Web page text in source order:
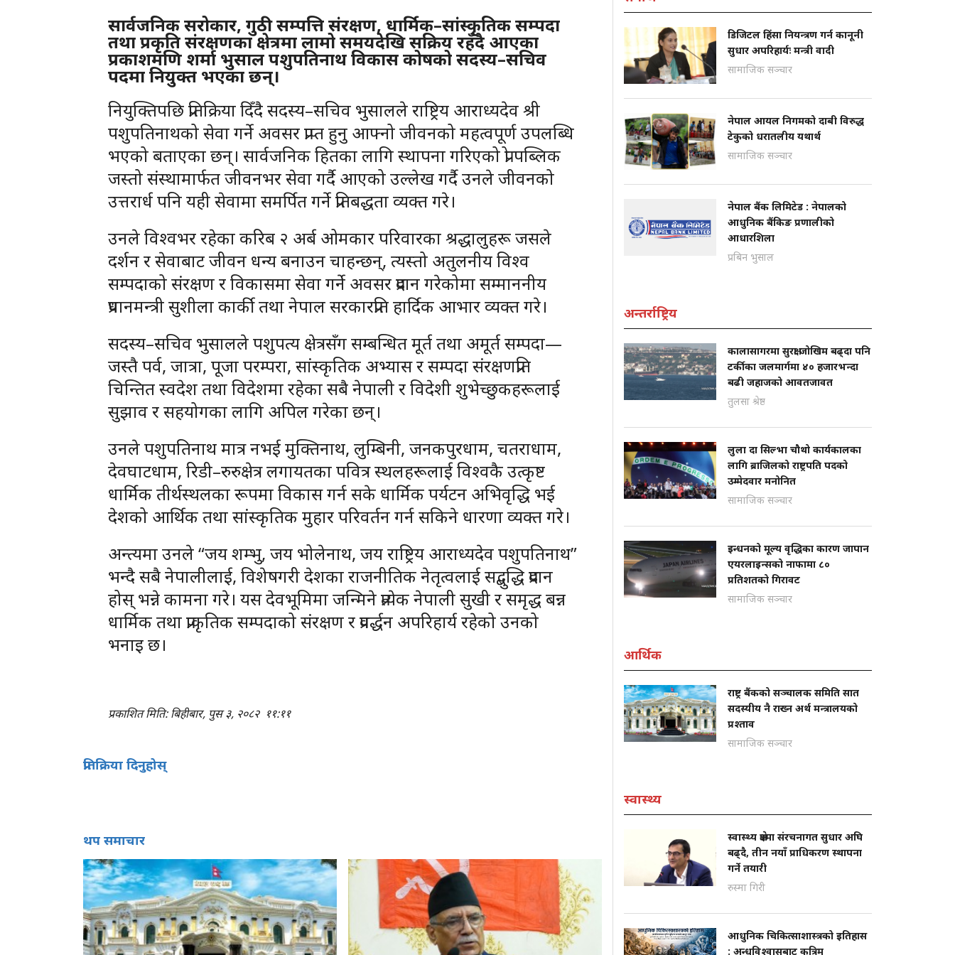
सार्वजनिक सरोकार, गुठी सम्पत्ति संरक्षण, धार्मिक–सांस्कृतिक सम्पदा
तथा प्रकृति संरक्षणका क्षेत्रमा लामो समयदेखि सक्रिय रहँदै आएका
प्रकाशमणि शर्मा भुसाल पशुपतिनाथ विकास कोषको सदस्य–सचिव
पदमा नियुक्त भएका छन्।
नियुक्तिपछि प्रतिक्रिया दिँदै सदस्य–सचिव भुसालले राष्ट्रिय आराध्यदेव श्री
पशुपतिनाथको सेवा गर्ने अवसर प्राप्त हुनु आफ्नो जीवनको महत्वपूर्ण उपलब्धि
भएको बताएका छन्। सार्वजनिक हितका लागि स्थापना गरिएको प्रो पब्लिक
जस्तो संस्थामार्फत जीवनभर सेवा गर्दै आएको उल्लेख गर्दै उनले जीवनको
उत्तरार्ध पनि यही सेवामा समर्पित गर्ने प्रतिबद्धता व्यक्त गरे।
उनले विश्वभर रहेका करिब २ अर्ब ओमकार परिवारका श्रद्धालुहरू जसले
दर्शन र सेवाबाट जीवन धन्य बनाउन चाहन्छन्, त्यस्तो अतुलनीय विश्व
सम्पदाको संरक्षण र विकासमा सेवा गर्ने अवसर प्रदान गरेकोमा सम्माननीय
प्रधानमन्त्री सुशीला कार्की तथा नेपाल सरकारप्रति हार्दिक आभार व्यक्त गरे।
सदस्य–सचिव भुसालले पशुपत्य क्षेत्रसँग सम्बन्धित मूर्त तथा अमूर्त सम्पदा—
जस्तै पर्व, जात्रा, पूजा परम्परा, सांस्कृतिक अभ्यास र सम्पदा संरक्षणप्रति
चिन्तित स्वदेश तथा विदेशमा रहेका सबै नेपाली र विदेशी शुभेच्छुकहरूलाई
सुझाव र सहयोगका लागि अपिल गरेका छन्।
उनले पशुपतिनाथ मात्र नभई मुक्तिनाथ, लुम्बिनी, जनकपुरधाम, चतराधाम,
देवघाटधाम, रिडी–रुरुक्षेत्र लगायतका पवित्र स्थलहरूलाई विश्वकै उत्कृष्ट
धार्मिक तीर्थस्थलका रूपमा विकास गर्न सके धार्मिक पर्यटन अभिवृद्धि भई
देशको आर्थिक तथा सांस्कृतिक मुहार परिवर्तन गर्न सकिने धारणा व्यक्त गरे।
अन्त्यमा उनले “जय शम्भु, जय भोलेनाथ, जय राष्ट्रिय आराध्यदेव पशुपतिनाथ”
भन्दै सबै नेपालीलाई, विशेषगरी देशका राजनीतिक नेतृत्वलाई सद्बुद्धि प्रदान
होस् भन्ने कामना गरे। यस देवभूमिमा जन्मिने प्रत्येक नेपाली सुखी र समृद्ध बन्न
धार्मिक तथा प्राकृतिक सम्पदाको संरक्षण र प्रवर्द्धन अपरिहार्य रहेको उनको
भनाइ छ।
प्रकाशित मिति: बिहीबार, पुस ३, २०८२ ११:११
प्रतिक्रिया दिनुहोस्
थप समाचार
डिजिटल हिंसा नियन्त्रण गर्न कानूनी
सुधार अपरिहार्यः मन्त्री वादी
सामाजिक सञ्चार
नेपाल आयल निगमको दाबी विरुद्ध
टेकुको धरातलीय यथार्थ
सामाजिक सञ्चार
नेपाल बैंक लिमिटेड : नेपालको
आधुनिक बैंकिङ प्रणालीको
आधारशिला
प्रबिन भुसाल
अन्तर्राष्ट्रिय
कालासागरमा सुरक्षा जोखिम बढ्दा पनि
टर्कीका जलमार्गमा ४० हजारभन्दा
बढी जहाजको आवतजावत
तुलसा श्रेष्ठ
लुला दा सिल्भा चौथो कार्यकालका
लागि ब्राजिलको राष्ट्रपति पदको
उम्मेदवार मनोनित
सामाजिक सञ्चार
इन्धनको मूल्य वृद्धिका कारण जापान
एयरलाइन्सको नाफामा ८०
प्रतिशतको गिरावट
सामाजिक सञ्चार
आर्थिक
राष्ट्र बैंकको सञ्चालक समिति सात
सदस्यीय नै राख्न अर्थ मन्त्रालयको
प्रश्ताव
सामाजिक सञ्चार
स्वास्थ्य
स्वास्थ्य क्षेत्रमा संरचनागत सुधार अघि
बढ्दै, तीन नयाँ प्राधिकरण स्थापना
गर्ने तयारी
रुस्मा गिरी
आधुनिक चिकित्साशास्त्रको इतिहास
: अन्धविश्वासबाट कृत्रिम